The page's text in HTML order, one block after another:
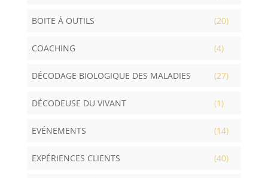
BOITE À OUTILS (20)
COACHING (4)
DÉCODAGE BIOLOGIQUE DES MALADIES (27)
DÉCODEUSE DU VIVANT (1)
EVÉNEMENTS (14)
EXPÉRIENCES CLIENTS (40)